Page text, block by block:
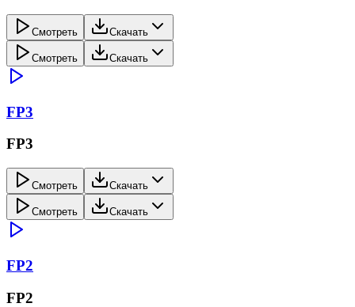
Смотреть Скачать
Смотреть Скачать
FP3
FP3
Смотреть Скачать
Смотреть Скачать
FP2
FP2